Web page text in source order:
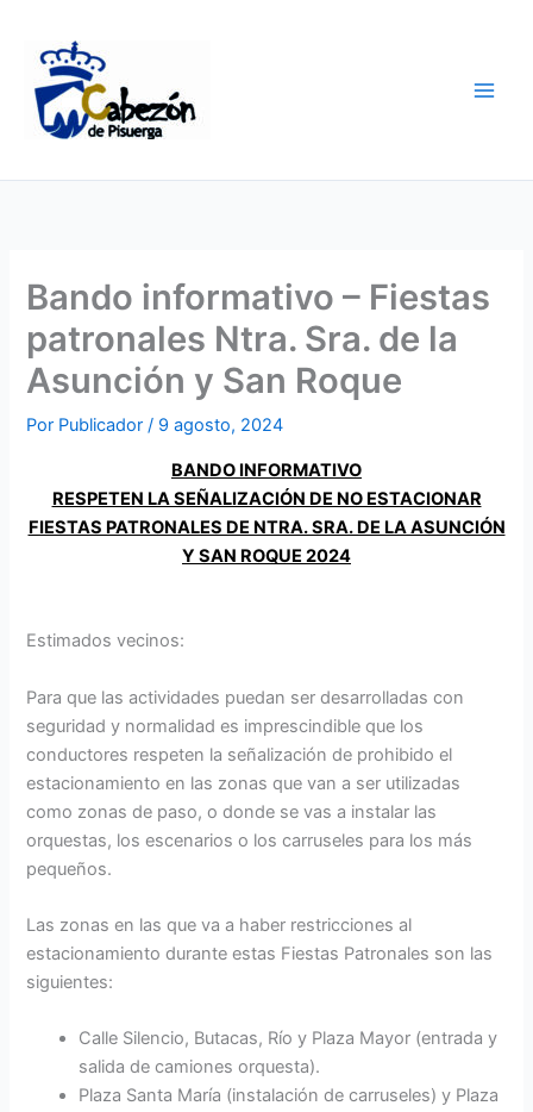
contenido
Bando informativo – Fiestas
patronales Ntra. Sra. de la
Asunción y San Roque
Por Publicador/ 9 agosto, 2024
BANDO INFORMATIVO
RESPETEN LA SEÑALIZACIÓN DE NO ESTACIONAR
FIESTAS PATRONALES DE NTRA. SRA. DE LA ASUNCIÓN
Y SAN ROQUE 2024
Estimados vecinos:
Para que las actividades puedan ser desarrolladas con
seguridad y normalidad es imprescindible que los
conductores respeten la señalización de prohibido el
estacionamiento en las zonas que van a ser utilizadas
como zonas de paso, o donde se vas a instalar las
orquestas, los escenarios o los carruseles para los más
pequeños.
Las zonas en las que va a haber restricciones al
estacionamiento durante estas Fiestas Patronales son las
siguientes:
Calle Silencio, Butacas, Río y Plaza Mayor (entrada y
salida de camiones orquesta).
Plaza Santa María (instalación de carruseles) y Plaza